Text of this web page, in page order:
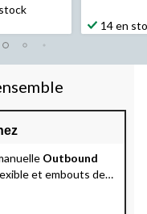
14 en
Outbound
et embouts de
pour gonfler et